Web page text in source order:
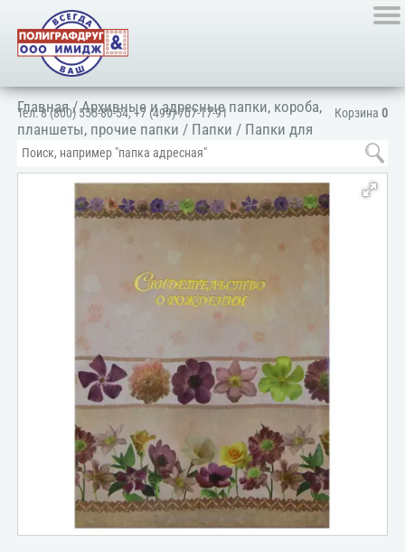
Корзина 0
Тел:8 (800) 555-80-54,+7 (499) 707-17-91
Главная/Архивные и адресные папки, короба,
планшеты, прочие папки / Папки / Папки для
документов/Для личных документов